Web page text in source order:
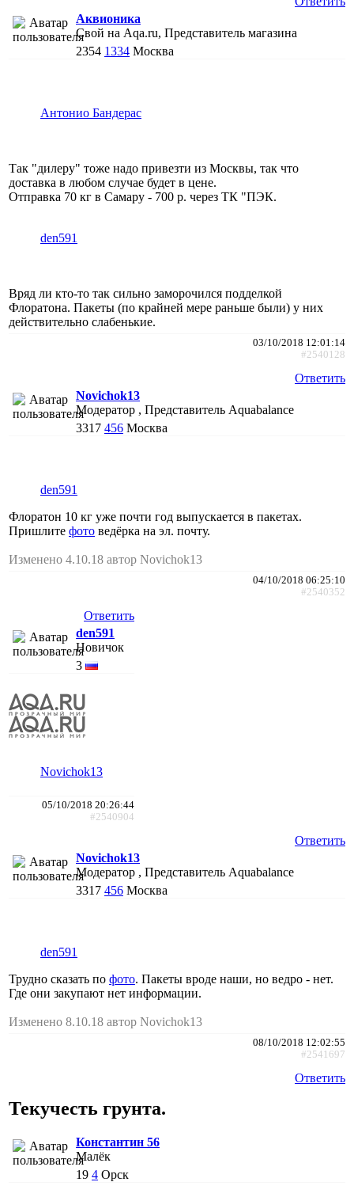
Аквионика
Свой на Aqa.ru, Представитель магазина
2354 1334 Москва
Антонио Бандерас
Так "дилеру" тоже надо привезти из Москвы, так что
доставка в любом случае будет в цене.
Отправка 70 кг в Самару - 700 р. через ТК "ПЭК.
den591
Вряд ли кто-то так сильно заморочился подделкой
Флоратона. Пакеты (по крайней мере раньше были) у них
действительно слабенькие.
03/10/2018 12:01:14
#2540128
Ответить
Novichok13
Модератор , Представитель Aquabalance
3317 456 Москва
den591
Флоратон 10 кг уже почти год выпускается в пакетах.
Пришлите фото ведёрка на эл. почту.
Изменено 4.10.18 автор Novichok13
04/10/2018 06:25:10
#2540352
Ответить
den591
Новичок
3
Novichok13
05/10/2018 20:26:44
#2540904
Ответить
Novichok13
Модератор , Представитель Aquabalance
3317 456 Москва
den591
Трудно сказать по фото. Пакеты вроде наши, но ведро - нет.
Где они закупают нет информации.
Изменено 8.10.18 автор Novichok13
08/10/2018 12:02:55
#2541697
Ответить
Текучесть грунта.
Константин 56
Малёк
19 4 Орск